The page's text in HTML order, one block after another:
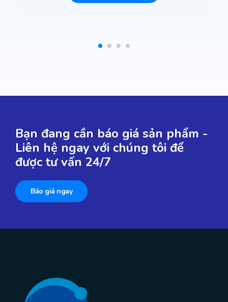
Bạn đang cần báo giá sản phẩm -
Liên hệ ngay với chúng tôi để
được tư vấn 24/7
Báo giá ngay